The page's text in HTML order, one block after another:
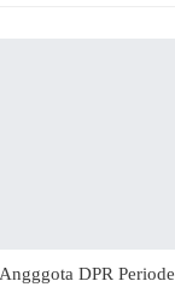
DPR Periode